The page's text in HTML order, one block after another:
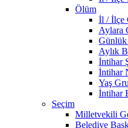
Ölüm
İl / İlçe
Aylara
Aylık
İntihar
İntihar
Yaş
İntihar
Seçim
Milletvekili
Belediye